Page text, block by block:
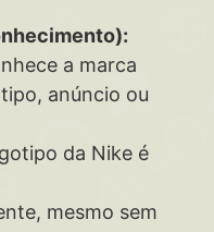
a marca
anúncio ou
da Nike é
mesmo sem